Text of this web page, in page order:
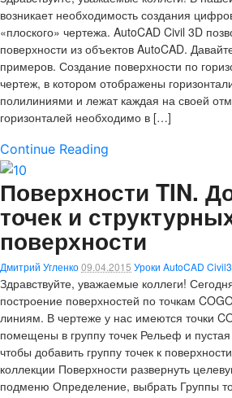
возникает необходимость создания
«плоского» чертежа. AutoCAD Civil 3D
поверхности из объектов AutoCAD.
примеров. Создание поверхности по
чертеж, в котором отображены
полилиниями и лежат каждая на своей
горизонталей необходимо в […]
Continue Reading
Поверхности TIN.
точек и
поверхности
Дмитрий Угленко09.04.2015 Уроки AutoCAD
Здравствуйте, уважаемые коллеги!
построение поверхностей по точкам
линиям. В чертеже у нас имеются точки
помещены в группу точек Рельеф и
чтобы добавить группу точек к
коллекции Поверхности развернуть
подменю Определение, выбрать Группы